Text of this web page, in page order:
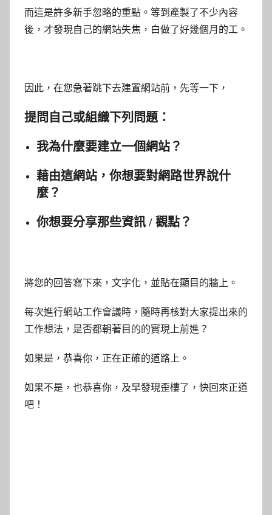
而這是許多新手忽略的重點。等到產製了不少內容
後，才發現自己的網站失焦，白做了好幾個月的工。
因此，在您急著跳下去建置網站前，先等一下，
提問自己或組織下列問題：
我為什麼要建立一個網站？
藉由這網站，你想要對網路世界說什
麼？
你想要分享那些資訊 / 觀點？
將您的回答寫下來，文字化，並貼在顯目的牆上。
每次進行網站工作會議時，隨時再核對大家提出來的
工作想法，是否都朝著目的的實現上前進？
如果是，恭喜你，正在正確的道路上。
如果不是，也恭喜你，及早發現歪樓了，快回來正道
吧！